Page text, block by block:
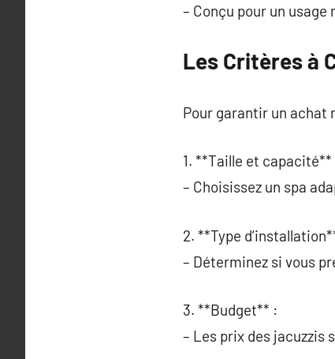
– Conçu pour un
Les Critères à
Pour garantir un achat
1. **Taille et capacité**
– Choisissez un spa
2. **Type
– Déterminez si vous
3. **Budget** :
– Les prix des jacuzzis